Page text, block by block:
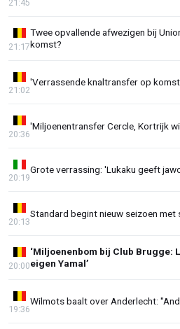
21:45
Twee opvallende afwezigen bij
komst?
21:17
'Verrassende knaltransfer op
21:02
'Miljoenentransfer Cercle, Kortrijk
20:36
Grote verrassing: 'Lukaku geeft
20:19
Standard begint nieuw seizoen met
20:13
‘Miljoenenbom bij Club Brugge:
eigen Yamal’
20:00
Wilmots baalt over Anderlecht:
19:36